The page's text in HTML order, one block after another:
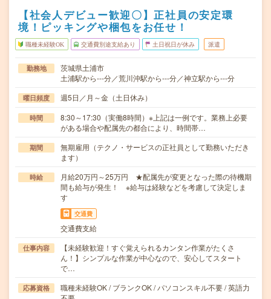
【社会人デビュー歓迎〇】正社員の安定環
境！ピッキングや梱包をお任せ！
職種未経験OK 交通費別途支給あり 土日祝日が休み 派遣
勤務地
茨城県土浦市
土浦駅から---分／荒川沖駅から---分／神立駅から---分
曜日頻度 週5日／月～金（土日休み）
時間
8:30～17:30（実働8時間）※上記は一例です。業務上必要
がある場合や配属先の都合により、時間帯…
期間
無期雇用（テクノ・サービスの正社員として勤務いただき
ます）
時給
月給20万円～25万円 ★配属先が変更となった際の待機期
間も給与が発生！ ※給与は経験などを考慮して決定しま
す
交通費
交通費支給
仕事内容
【未経験歓迎！すぐ覚えられるカンタン作業がたくさ
ん！】シンプルな作業が中心なので、安心してスタート
で…
応募資格
職種未経験OK / ブランクOK / パソコンスキル不要 / 英語力